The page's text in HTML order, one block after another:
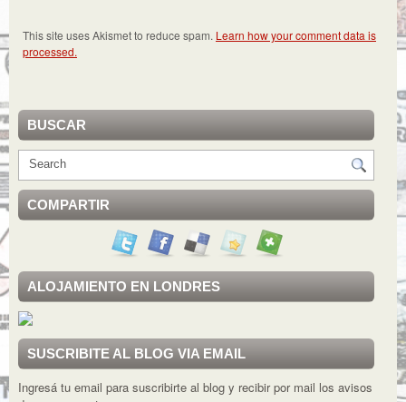
This site uses Akismet to reduce spam. Learn how your comment data is
processed.
BUSCAR
COMPARTIR
ALOJAMIENTO EN LONDRES
SUSCRIBITE AL BLOG VIA EMAIL
Ingresá tu email para suscribirte al blog y recibir por mail los avisos